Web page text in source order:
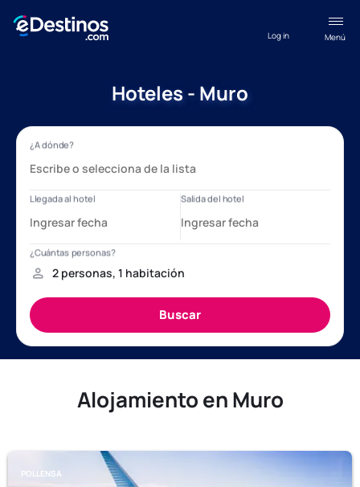
Menú
Log in
Hoteles - Muro
Alojamiento en Muro
POLLENSA